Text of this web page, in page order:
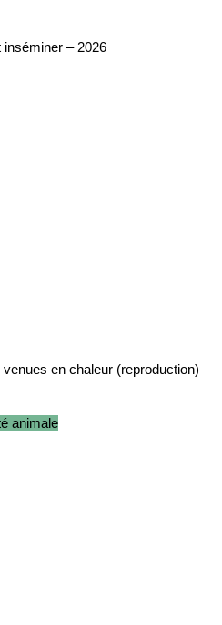
inséminer – 2026
en chaleur (reproduction) –
animale